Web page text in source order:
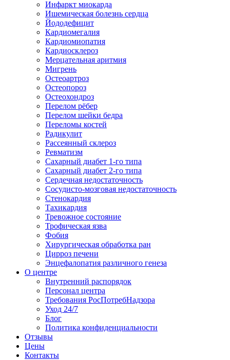
Инфаркт миокарда
Ишемическая болезнь сердца
Йододефицит
Кардиомегалия
Кардиомиопатия
Кардиосклероз
Мерцательная аритмия
Мигрень
Остеоартроз
Остеопороз
Остеохондроз
Перелом рёбер
Перелом шейки бедра
Переломы костей
Радикулит
Рассеянный склероз
Ревматизм
Сахарный диабет 1-го типа
Сахарный диабет 2-го типа
Сердечная недостаточность
Сосудисто-мозговая недостаточность
Стенокардия
Тахикардия
Тревожное состояние
Трофическая язва
Фобия
Хирургическая обработка ран
Цирроз печени
Энцефалопатия различного генеза
О центре
Внутренний распорядок
Персонал центра
Требования РосПотребНадзора
Уход 24/7
Блог
Политика конфиденциальности
Отзывы
Цены
Контакты